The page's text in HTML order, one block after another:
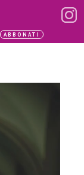
ABBONATI